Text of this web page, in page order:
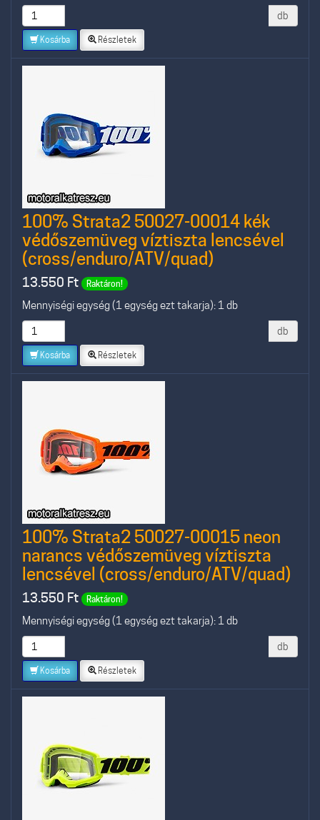
db
Kosárba Részletek
100% Strata2 50027-00014 kék
védőszemüveg víztiszta lencsével
(cross/enduro/ATV/quad)
13.550 Ft Raktáron!
Mennyiségi egység (1 egység ezt takarja): 1 db
db
Kosárba Részletek
100% Strata2 50027-00015 neon
narancs védőszemüveg víztiszta
lencsével (cross/enduro/ATV/quad)
13.550 Ft Raktáron!
Mennyiségi egység (1 egység ezt takarja): 1 db
db
Kosárba Részletek